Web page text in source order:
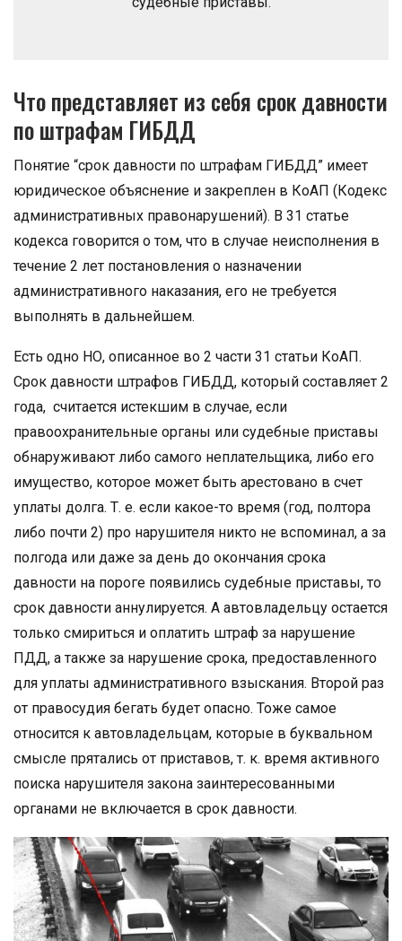
Что представляет из себя срок давности
по штрафам ГИБДД
Понятие “срок давности по штрафам ГИБДД” имеет
юридическое объяснение и закреплен в КоАП (Кодекс
административных правонарушений). В 31 статье
кодекса говорится о том, что в случае неисполнения в
течение 2 лет постановления о назначении
административного наказания, его не требуется
выполнять в дальнейшем.
Есть одно НО, описанное во 2 части 31 статьи КоАП.
Срок давности штрафов ГИБДД, который составляет 2
года, считается истекшим в случае, если
правоохранительные органы или судебные приставы
обнаруживают либо самого неплательщика, либо его
имущество, которое может быть арестовано в счет
уплаты долга. Т. е. если какое-то время (год, полтора
либо почти 2) про нарушителя никто не вспоминал, а за
полгода или даже за день до окончания срока
давности на пороге появились судебные приставы, то
срок давности аннулируется. А автовладельцу остается
только смириться и оплатить штраф за нарушение
ПДД, а также за нарушение срока, предоставленного
для уплаты административного взыскания. Второй раз
от правосудия бегать будет опасно. Тоже самое
относится к автовладельцам, которые в буквальном
смысле прятались от приставов, т. к. время активного
поиска нарушителя закона заинтересованными
органами не включается в срок давности.